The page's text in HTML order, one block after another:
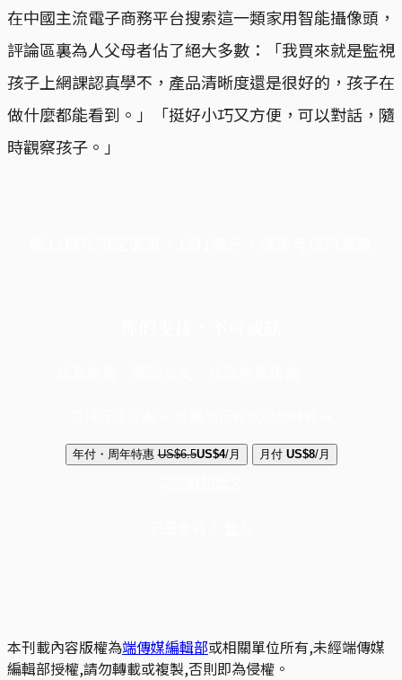
在中國主流電子商務平台搜索這一類家用智能攝像頭，
評論區裏為人父母者佔了絕大多數：「我買來就是監視
孩子上網課認真學不，產品清晰度還是很好的，孩子在
做什麼都能看到。」「挺好小巧又方便，可以對話，隨
時觀察孩子。」
年付・周年特惠 US$6.5US$4/月 月付 US$8/月
本刊載內容版權為端傳媒編輯部或相關單位所有,未經端傳媒
編輯部授權,請勿轉載或複製,否則即為侵權。